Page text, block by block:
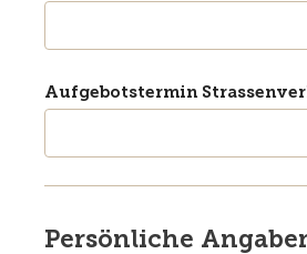
Aufgebotstermin
Persönliche